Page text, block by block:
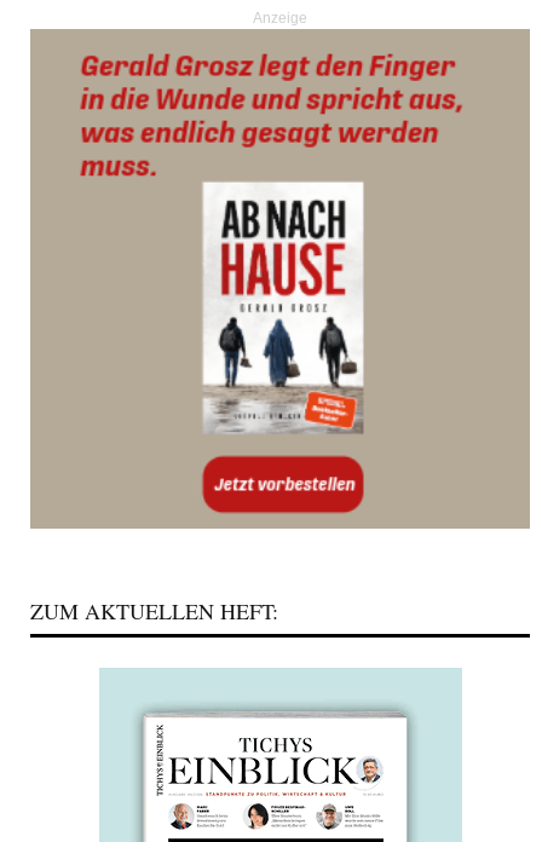
Anzeige
ZUM AKTUELLEN HEFT: